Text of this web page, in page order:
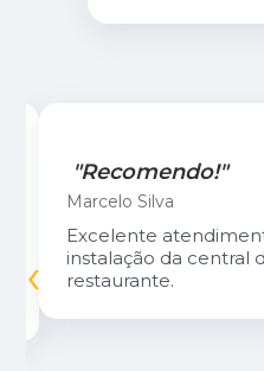
"Recomendo!"
Marcelo Silva
Excelente
instalação da central
restaurante.
‹